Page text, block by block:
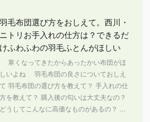
羽毛布団選び方をおしえて。西川・
ニトリお手入れの仕方は？できるだ
けふわふわの羽毛ふとんがほしい
寒くなってきたからあったかい布団がほ
しいよね 羽毛布団の良さについておしえ
て 羽毛布団の選び方を教えて？ 手入れの仕
方を教えて？ 購入後の匂いは大丈夫なの？
どうしてこんなに高価なものがあるの？ ...